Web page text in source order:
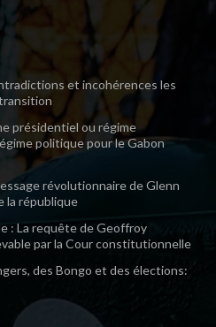
et incohérences les
présidentiel ou régime
politique pour le Gabon
révolutionnaire de Glenn
la république
: La requête de Geoffroy
par la Cour constitutionnelle
des Bongo et des élections: